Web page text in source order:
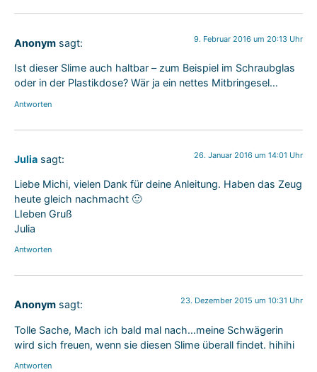
Anonym sagt: 9. Februar 2016 um 20:13 Uhr
Ist dieser Slime auch haltbar – zum Beispiel im Schraubglas
oder in der Plastikdose? Wär ja ein nettes Mitbringesel…
Antworten
Julia sagt: 26. Januar 2016 um 14:01 Uhr
Liebe Michi, vielen Dank für deine Anleitung. Haben das Zeug
heute gleich nachmacht 🙂
LIeben Gruß
Julia
Antworten
Anonym sagt: 23. Dezember 2015 um 10:31 Uhr
Tolle Sache, Mach ich bald mal nach…meine Schwägerin
wird sich freuen, wenn sie diesen Slime überall findet. hihihi
Antworten